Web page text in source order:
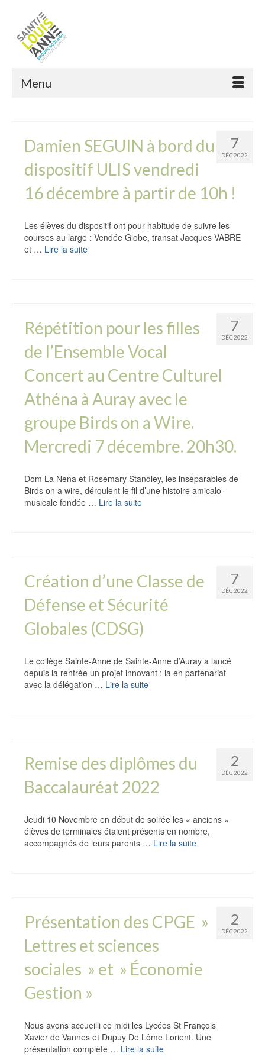
Menu
7
DÉC 2022
Damien SEGUIN à bord du
dispositif ULIS vendredi
16 décembre à partir de 10h !
Les élèves du dispositif ont pour habitude de suivre les
courses au large : Vendée Globe, transat Jacques VABRE
et … Lire la suite
7
DÉC 2022
Répétition pour les filles
de l’Ensemble Vocal
Concert au Centre Culturel
Athéna à Auray avec le
groupe Birds on a Wire.
Mercredi 7 décembre. 20h30.
Dom La Nena et Rosemary Standley, les inséparables de
Birds on a wire, déroulent le fil d’une histoire amicalo-
musicale fondée … Lire la suite
7
DÉC 2022
Création d’une Classe de
Défense et Sécurité
Globales (CDSG)
Le collège Sainte-Anne de Sainte-Anne d’Auray a lancé
depuis la rentrée un projet innovant : la en partenariat
avec la délégation … Lire la suite
2
DÉC 2022
Remise des diplômes du
Baccalauréat 2022
Jeudi 10 Novembre en début de soirée les « anciens »
élèves de terminales étaient présents en nombre,
accompagnés de leurs parents … Lire la suite
2
DÉC 2022
Présentation des CPGE »
Lettres et sciences
sociales » et » Économie
Gestion »
Nous avons accueilli ce midi les Lycées St François
Xavier de Vannes et Dupuy De Lôme Lorient. Une
présentation complète … Lire la suite